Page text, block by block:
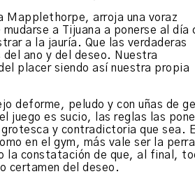
Mapplethorpe, arroja una voraz
a Tijuana a ponerse al día
a la jauría. Que las verdaderas
ano y del deseo. Nuestra
placer siendo así nuestra propia
deforme, peludo y con uñas de
juego es sucio, las reglas las pone
y contradictoria que sea.
en el gym, más vale ser la perra
la constatación de que, al final,
certamen del deseo.